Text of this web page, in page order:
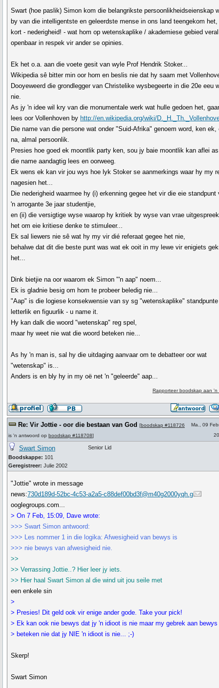
Swart (hoe paslik) Simon kom die belangrikste persoonlikheidseienskap
by van die intelligentste en geleerdste mense in ons land teengekom het,
kort - nederigheid! - wat hom op wetenskaplike / akademiese gebied veral
openbaar in respek vir ander se opinies.
Ek het o.a. aan die voete gesit van wyle Prof Hendrik Stoker...
Wikipedia sê bitter min oor hom en beslis nie dat hy saam met
Dooyeweerd die grondlegger van Christelike wysbegeerte in die 20e eeu
nie.
As jy 'n idee wil kry van die monumentale werk wat hulle gedoen het,
lees oor Vollenhoven by http://en.wikipedia.org/wiki/
Die name van die persone wat onder "Suid-Afrika" genoem word, ken ek,
na, almal persoonlik.
Presies hoe goed ek moontlik party ken, sou jy baie moontlik kan aflei
die name aandagtig lees en oorweeg.
Ek wens ek kan vir jou wys hoe lyk Stoker se aanmerkings waar hy my
nagesien het...
Die nederigheid waarmee hy (i) erkenning gegee het vir die eie standpunt
'n arrogante 3e jaar studentjie,
en (ii) die versigtige wyse waarop hy kritiek by wyse van vrae uitgespreek
het om eie kritiese denke te stimuleer...
Ek sal liewers nie sê wat hy my vir dié referaat gegee het nie,
behalwe dat dit die beste punt was wat ek ooit in my lewe vir enigiets
het...
Dink bietjie na oor waarom ek Simon "'n aap" noem...
Ek is gladnie besig om hom te probeer beledig nie...
"Aap" is die logiese konsekwensie van sy sg "wetenskaplike"
letterlik en figuurlik - u name it.
Hy kan dalk die woord "wetenskap" reg spel,
maar hy weet nie wat die woord beteken nie...
As hy 'n man is, sal hy die uitdaging aanvaar om te debatteer oor wat
"wetenskap" is...
Anders is en bly hy in my oë net 'n "geleerde" aap...
Rapporteer boodskap aan 'n
Re: Vir Jottie - oor die bestaan van God [boodskap #118726
is 'n antwoord op boodskap #118708]
Ma., 09
Swart Simon
Boodskappe: 101
Geregistreer: Julie 2002
Senior Lid
"Jottie" wrote in message
news:730d189d-52bc-4c53-a2a5-c88def00bd3f@m40g2000yqh.g
ooglegroups.com...
> On 7 Feb, 15:09, Dave wrote:
>>> Swart Simon antwoord:
>>> Les nommer 1 in die logika: Afwesigheid van bewys is
>>> nie bewys van afwesigheid nie.
>>
>> Verrassing Jottie..? Hier leer jy iets.
>> Hier haal Swart Simon al die wind uit jou seile met
een enkele sin
>
> Presies! Dit geld ook vir enige ander gode. Take your pick!
> Ek kan ook nie bewys dat jy 'n idioot is nie maar my gebrek aan bewys
> beteken nie dat jy NIE 'n idioot is nie... ;-)
Skerp!
Swart Simon